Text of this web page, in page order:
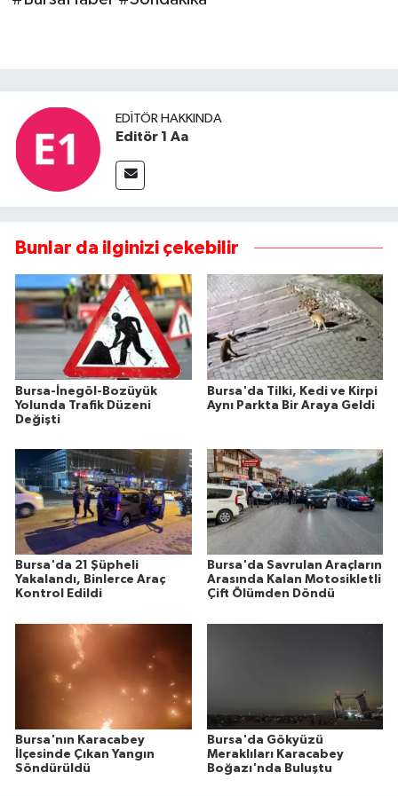
EDITÖR HAKKINDA
Editör 1 Aa
Bunlar da ilginizi çekebilir
Bursa-İnegöl-Bozüyük
Yolunda Trafik Düzeni
Değişti
Bursa'da Tilki, Kedi ve Kirpi
Aynı Parkta Bir Araya Geldi
Bursa'da 21 Şüpheli
Yakalandı, Binlerce Araç
Kontrol Edildi
Bursa'da Savrulan Araçların
Arasında Kalan Motosikletli
Çift Ölümden Döndü
Bursa'nın Karacabey
İlçesinde Çıkan Yangın
Söndürüldü
Bursa'da Gökyüzü
Meraklıları Karacabey
Boğazı'nda Buluştu